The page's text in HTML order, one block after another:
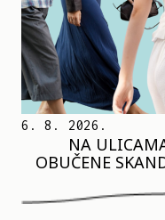
6. 8. 2026.
NA
OBUČENE